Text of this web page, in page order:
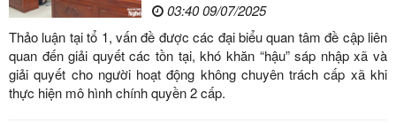
03:40 09/07/2025
Thảo luận tại tổ 1, vấn đề được các đại biểu quan tâm đề cập liên
quan đến giải quyết các tồn tại, khó khăn “hậu” sáp nhập xã và
giải quyết cho người hoạt động không chuyên trách cấp xã khi
thực hiện mô hình chính quyền 2 cấp.